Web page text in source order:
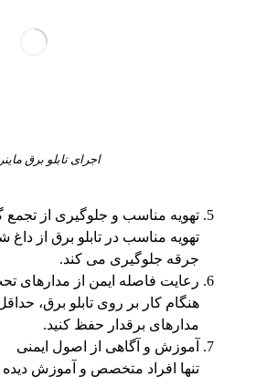
اجرای تابلو برق
تهویه مناسب و جلوگیری از تجمع
تهویه مناسب در تابلو برق از داغ
جرقه جلوگیری می‌ کند.
رعایت فاصله ایمن از مدارهای
هنگام کار بر روی تابلو برق،
مدارهای برقدار حفظ کنید.
آموزش و آگاهی از اصول ایمنی
تنها افراد متخصص و آموزش‌ دیده